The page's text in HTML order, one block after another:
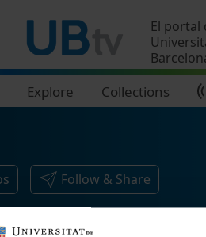
El portal
Explore Collections
Follow & Share